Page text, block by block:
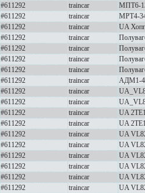
#611292 traincar
МПТ6-
#611292 traincar
MPT4-
#611292 traincar
UA
#611292 traincar
#611292 traincar
#611292 traincar
#611292 traincar
#611292 traincar
АДМ1-
#611292 traincar
#611292 traincar
#611292 traincar
UA
#611292 traincar
UA
#611292 traincar
UA
#611292 traincar
UA
#611292 traincar
UA
#611292 traincar
UA
#611292 traincar
UA
#611292 traincar
UA